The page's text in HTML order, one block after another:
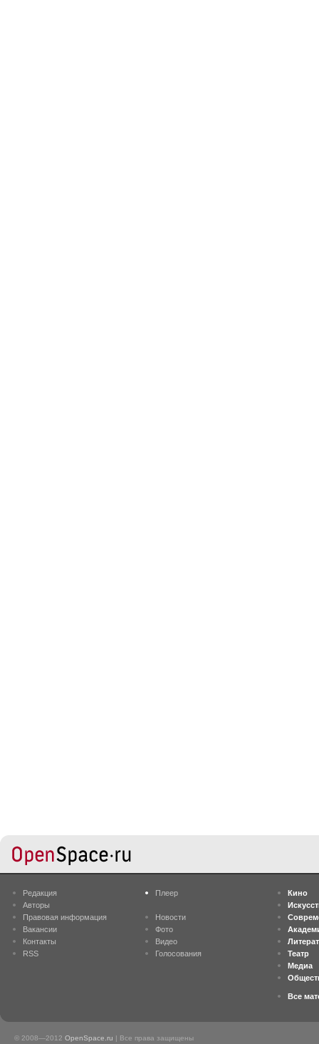
Редакция
Авторы
Правовая информация
Вакансии
Контакты
RSS
Плеер
Новости
Фото
Видео
Голосования
Кино
Театр
Медиа
Все
© 2008—2012 OpenSpace.ru | Все права защищены